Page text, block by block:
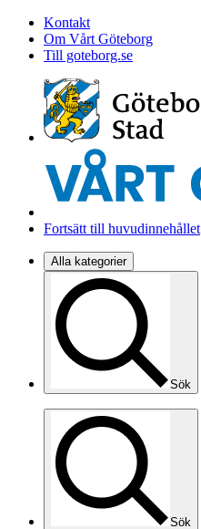
Kontakt
Om Vårt Göteborg
Till goteborg.se
Fortsätt till huvudinnehållet
Alla kategorier
Sök
Sök